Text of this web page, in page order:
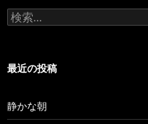
検
索
最近の投稿
静かな朝